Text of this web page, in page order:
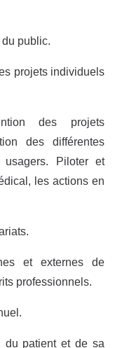
public.
projets individuels
des projets
des différentes
usagers. Piloter et
les actions en
et externes de
professionnels.
du patient et de sa